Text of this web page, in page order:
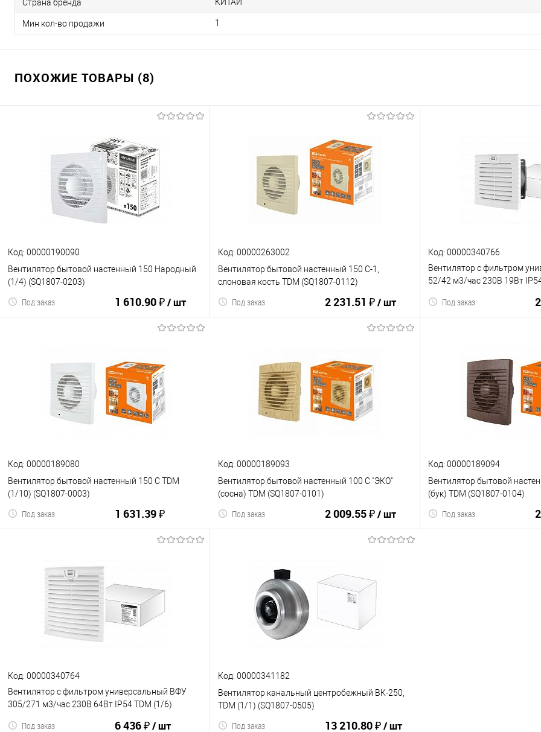
Страна бренда
Мин кол-во продажи 1
ПОХОЖИЕ ТОВАРЫ (8)
Код: 00000190090
Вентилятор бытовой настенный 150 Народный
(1/4) (SQ1807-0203)
1 610.90 ₽/ шт
Под заказ
В корзину
К сравнению В избранное
Код: 00000263002
Вентилятор бытовой настенный 150 С-1,
слоновая кость TDM (SQ1807-0112)
2 231.51 ₽/ шт
Под заказ
В корзину
К сравнению В избранное
Код: 00000340766
Вентилятор с фильтром
52/42 м3/час 230В 19Вт
Под заказ
В
К сравнению
Код: 00000189080
Вентилятор бытовой настенный 150 С TDM
(1/10) (SQ1807-0003)
1 631.39 ₽
Под заказ
В корзину
К сравнению В избранное
Код: 00000189093
Вентилятор бытовой настенный 100 С "ЭКО"
(сосна) TDM (SQ1807-0101)
2 009.55 ₽/ шт
Под заказ
В корзину
К сравнению В избранное
Код: 00000189094
Вентилятор бытовой
(бук) TDM (SQ1807-0104)
Под заказ
Код: 00000340764
Вентилятор с фильтром универсальный ВФУ
305/271 м3/час 230В 64Вт IP54 TDM (1/6)
6 436 ₽/ шт
Под заказ
Код: 00000341182
Вентилятор канальный центробежный ВК-250,
TDM (1/1) (SQ1807-0505)
13 210.80 ₽/ шт
Под заказ